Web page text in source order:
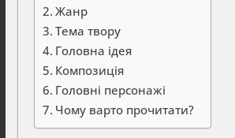
Жанр
Тема твору
Головна ідея
Композиція
Головні персонажі
Чому варто прочитати?